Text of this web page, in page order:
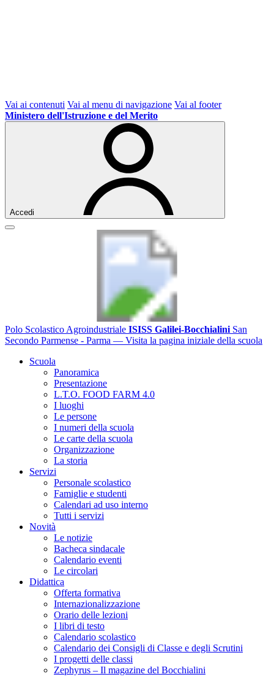
Vai ai contenuti Vai al menu di navigazione Vai al footer
Ministero dell'Istruzione e del Merito
Accedi
Polo Scolastico Agroindustriale ISISS Galilei-Bocchialini San
Secondo Parmense - Parma — Visita la pagina iniziale della scuola
Scuola
Panoramica
Presentazione
L.T.O. FOOD FARM 4.0
I luoghi
Le persone
I numeri della scuola
Le carte della scuola
Organizzazione
La storia
Servizi
Personale scolastico
Famiglie e studenti
Calendari ad uso interno
Tutti i servizi
Novità
Le notizie
Bacheca sindacale
Calendario eventi
Le circolari
Didattica
Offerta formativa
Internazionalizzazione
Orario delle lezioni
I libri di testo
Calendario scolastico
Calendario dei Consigli di Classe e degli Scrutini
I progetti delle classi
Zephyrus – Il magazine del Bocchialini